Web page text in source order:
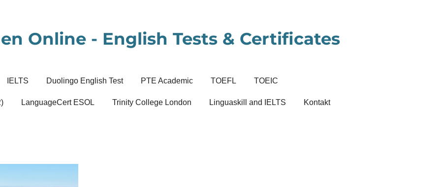
Online - English Tests & Certificates
IELTS Duolingo English Test PTE Academic TOEFL TOEIC
LanguageCert ESOL Trinity College London Linguaskill and IELTS Kontakt